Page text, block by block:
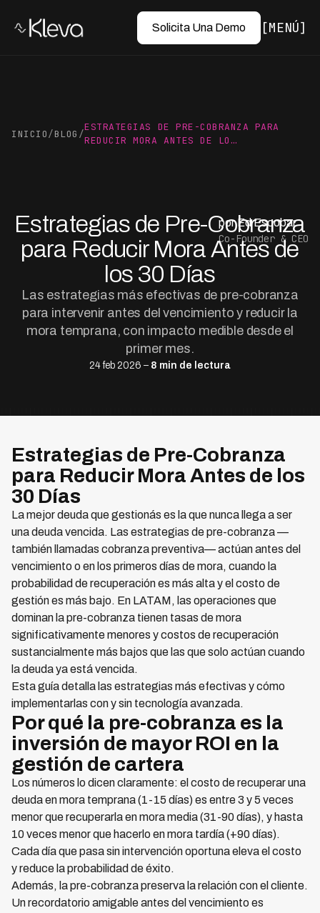
Solicita Una Demo MENÚ
INICIO/BLOG /
ESTRATEGIAS DE PRE-COBRANZA PARA
REDUCIR MORA ANTES DE LO…
Estrategias de Pre-Cobranza
para Reducir Mora Antes de
los 30 Días
Las estrategias más efectivas de pre-cobranza
para intervenir antes del vencimiento y reducir la
mora temprana, con impacto medible desde el
primer mes.
24 feb 2026 – 8 min de lectura
por Ed Escobar
Co-Founder & CEO
Estrategias de Pre-Cobranza
para Reducir Mora Antes de los
30 Días
La mejor deuda que gestionás es la que nunca llega a ser
una deuda vencida. Las estrategias de pre-cobranza —
también llamadas cobranza preventiva— actúan antes del
vencimiento o en los primeros días de mora, cuando la
probabilidad de recuperación es más alta y el costo de
gestión es más bajo. En LATAM, las operaciones que
dominan la pre-cobranza tienen tasas de mora
significativamente menores y costos de recuperación
sustancialmente más bajos que las que solo actúan cuando
la deuda ya está vencida.
Esta guía detalla las estrategias más efectivas y cómo
implementarlas con y sin tecnología avanzada.
Por qué la pre-cobranza es la
inversión de mayor ROI en la
gestión de cartera
Los números lo dicen claramente: el costo de recuperar una
deuda en mora temprana (1-15 días) es entre 3 y 5 veces
menor que recuperarla en mora media (31-90 días), y hasta
10 veces menor que hacerlo en mora tardía (+90 días).
Cada día que pasa sin intervención oportuna eleva el costo
y reduce la probabilidad de éxito.
Además, la pre-cobranza preserva la relación con el cliente.
Un recordatorio amigable antes del vencimiento es